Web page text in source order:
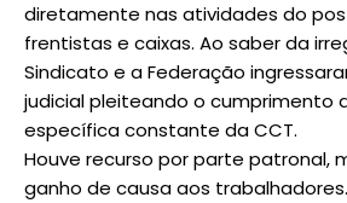
diretamente nas atividades do
frentistas e caixas. Ao saber da
Sindicato e a Federação
judicial pleiteando o cumprimento
específica constante da CCT.
Houve recurso por parte patronal,
ganho de causa aos